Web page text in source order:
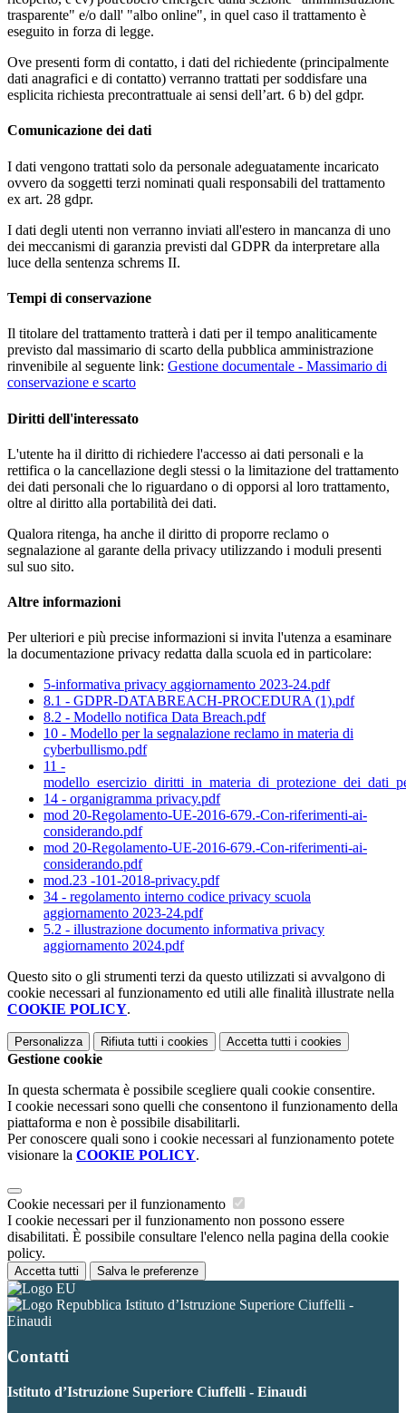
trasparente" e/o dall' "albo online", in quel caso il trattamento è
eseguito in forza di legge.
Ove presenti form di contatto, i dati del richiedente (principalmente
dati anagrafici e di contatto) verranno trattati per soddisfare una
esplicita richiesta precontrattuale ai sensi dell’art. 6 b) del gdpr.
Comunicazione dei dati
I dati vengono trattati solo da personale adeguatamente incaricato
ovvero da soggetti terzi nominati quali responsabili del trattamento
ex art. 28 gdpr.
I dati degli utenti non verranno inviati all'estero in mancanza di uno
dei meccanismi di garanzia previsti dal GDPR da interpretare alla
luce della sentenza schrems II.
Tempi di conservazione
Il titolare del trattamento tratterà i dati per il tempo analiticamente
previsto dal massimario di scarto della pubblica amministrazione
rinvenibile al seguente link: Gestione documentale - Massimario di
conservazione e scarto
Diritti dell'interessato
L'utente ha il diritto di richiedere l'accesso ai dati personali e la
rettifica o la cancellazione degli stessi o la limitazione del trattamento
dei dati personali che lo riguardano o di opporsi al loro trattamento,
oltre al diritto alla portabilità dei dati.
Qualora ritenga, ha anche il diritto di proporre reclamo o
segnalazione al garante della privacy utilizzando i moduli presenti
sul suo sito.
Altre informazioni
Per ulteriori e più precise informazioni si invita l'utenza a esaminare
la documentazione privacy redatta dalla scuola ed in particolare:
5-informativa privacy aggiornamento 2023-24.pdf
8.1 - GDPR-DATABREACH-PROCEDURA (1).pdf
8.2 - Modello notifica Data Breach.pdf
10 - Modello per la segnalazione reclamo in materia di
cyberbullismo.pdf
11 -
14 - organigramma privacy.pdf
mod 20-Regolamento-UE-2016-679.-Con-riferimenti-ai-
considerando.pdf
mod 20-Regolamento-UE-2016-679.-Con-riferimenti-ai-
considerando.pdf
mod.23 -101-2018-privacy.pdf
34 - regolamento interno codice privacy scuola
aggiornamento 2023-24.pdf
5.2 - illustrazione documento informativa privacy
aggiornamento 2024.pdf
Questo sito o gli strumenti terzi da questo utilizzati si avvalgono di
cookie necessari al funzionamento ed utili alle finalità illustrate nella
COOKIE POLICY.
Personalizza Rifiuta tutti i cookies Accetta tutti i cookies
Gestione cookie
In questa schermata è possibile scegliere quali cookie consentire.
I cookie necessari sono quelli che consentono il funzionamento della
piattaforma e non è possibile disabilitarli.
Per conoscere quali sono i cookie necessari al funzionamento potete
visionare la COOKIE POLICY.
Cookie necessari per il funzionamento
I cookie necessari per il funzionamento non possono essere
disabilitati. È possibile consultare l'elenco nella pagina della cookie
policy.
Accetta tutti Salva le preferenze
Istituto d’Istruzione Superiore Ciuffelli -
Einaudi
Contatti
Istituto d’Istruzione Superiore Ciuffelli - Einaudi